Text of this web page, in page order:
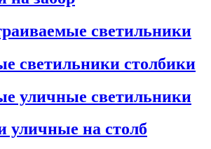
светильники
светильники столбики
уличные светильники
уличные на столб